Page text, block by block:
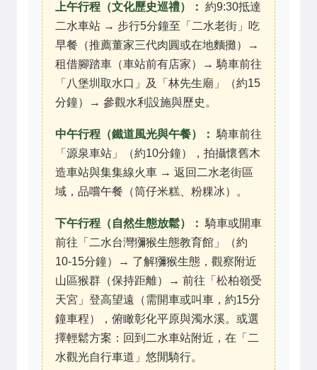
上午行程（文化歷史巡禮）： 約9:30抵達
二水車站 → 步行5分鐘至「二水老街」吃
早餐（推薦董家三代肉圓或在地麵攤）→
租借腳踏車（車站前有店家）→ 騎車前往
「八堡圳取水口」及「林先生廟」（約15
分鐘）→ 參觀水利設施與歷史。
中午行程（鐵道風光與午餐）： 騎車前往
「源泉車站」（約10分鐘），拍攝懷舊木
造車站與集集線火車 → 返回二水老街區
域，品嚐午餐（筒仔米糕、粉粿冰）。
下午行程（自然生態放鬆）： 騎車或開車
前往「二水台灣獼猴生態教育館」（約
10-15分鐘）→ 了解獼猴生態，觀察附近
山區猴群（保持距離）→ 前往「松柏嶺受
天宮」登高望遠（需開車或叫車，約15分
鐘車程），俯瞰彰化平原與濁水溪。或選
擇輕鬆方案：回到二水車站附近，在「二
水觀光自行車道」悠閒騎行。